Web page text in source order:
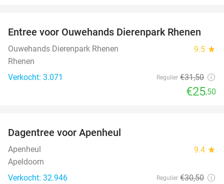
19%
Entree voor Ouwehands Dierenpark Rhenen
Ouwehands Dierenpark Rhenen 9.5 star
Rhenen
Verkocht: 3.071
Regulier €31,50
€25,50
Dagentree voor Apenheul
Apenheul 9.4 star
Apeldoorn
Verkocht: 32.946
Regulier €30,50